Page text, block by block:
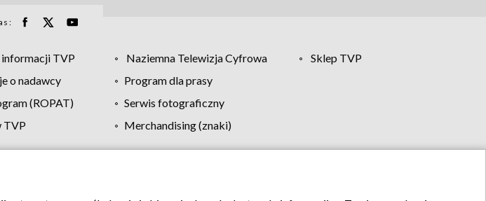
TVP Naziemna Telewizja Cyfrowa
Sklep TVP
o nadawcy
Program dla prasy
(ROPAT)
Serwis fotograficzny
TVP
Merchandising (znaki)